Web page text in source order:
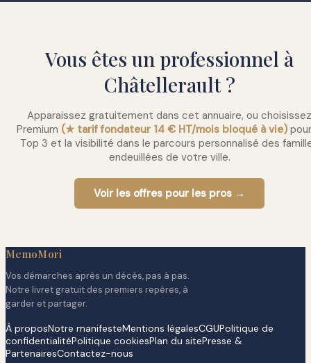
Vous êtes un professionnel à
Châtellerault ?
Apparaissez gratuitement dans cet annuaire, ou choisissez
Premium (★ tarif fondateur 14 € HT/mois bloqué à vie)
Top 3 et la visibilité dans le parcours personnalisé des
endeuillées de votre ville.
Voir les offres pour les pros →
MemoMori
Vos démarches après un décès, pas à pas.
Notre livret gratuit des premiers repères, à
garder et partager.
À proposNotre manifesteMentions légalesCGUPolitique de
confidentialitéPolitique cookiesPlan du sitePresse &
PartenairesContactez-nous